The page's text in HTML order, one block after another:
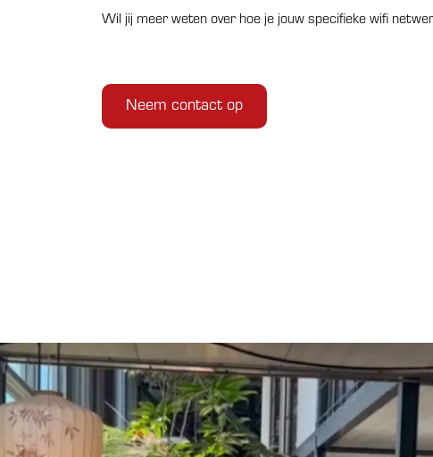
Wil jij meer weten over hoe je jouw specifieke wifi
Neem contact op